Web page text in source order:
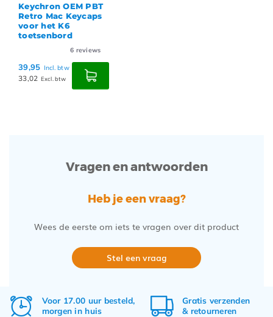
Keychron OEM PBT
Retro Mac Keycaps
voor het K6
toetsenbord
6 reviews
39,95 Incl. btw
33,02 Excl. btw
Vragen en antwoorden
Heb je een vraag?
Wees de eerste om iets te vragen over dit product
Stel een vraag
Voor 17.00 uur besteld,
morgen in huis
Gratis verzenden
& retourneren